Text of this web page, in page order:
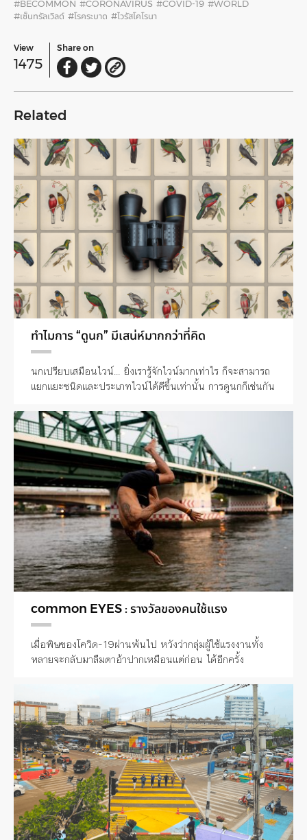
#BECOMMON #CORONAVIRUS #COVID-19 #WORLD
#เซ็นทรัลเวิลด์ #โรคระบาด #ไวรัสโคโรนา
View
1475
Share on
Related
ทำไมการ “ดูนก” มีเสน่ห์มากกว่าที่คิด
นกเปรียบเสมือนไวน์… ยิ่งเรารู้จักไวน์มากเท่าไร ก็จะสามารถ
แยกแยะชนิดและประเภทไวน์ได้ดีขึ้นเท่านั้น การดูนกก็เช่นกัน
common EYES : รางวัลของคนใช้แรง
เมื่อพิษของโควิด-19ผ่านพ้นไป หวังว่ากลุ่มผู้ใช้แรงงานทั้ง
หลายจะกลับมาลืมตาอ้าปากเหมือนแต่ก่อน ได้อีกครั้ง